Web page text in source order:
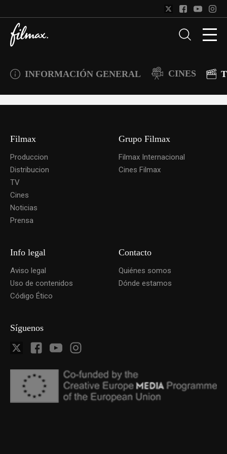
INFORMACIÓN GENERAL CINES
Filmax
Produccion
Distribucion
TV
Cines
Noticias
Prensa
Grupo Filmax
Filmax Internacional
Cines Filmax
Info legal
Aviso legal
Uso de contenidos
Código Ético
Contacto
Quiénes somos
Dónde estamos
Síguenos